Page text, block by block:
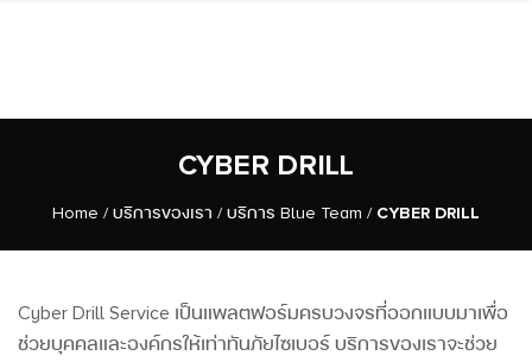
CYBER DRILL
Home / บริการของเรา / บริการ Blue Team / CYBER DRILL
Cyber Drill Service เป็นแพลตฟอร์มครบวงจรที่ออกแบบมาเพื่อ
ช่วยบุคคลและองค์กรให้เท่าทันภัยไซเบอร์ บริการของเราจะช่วย